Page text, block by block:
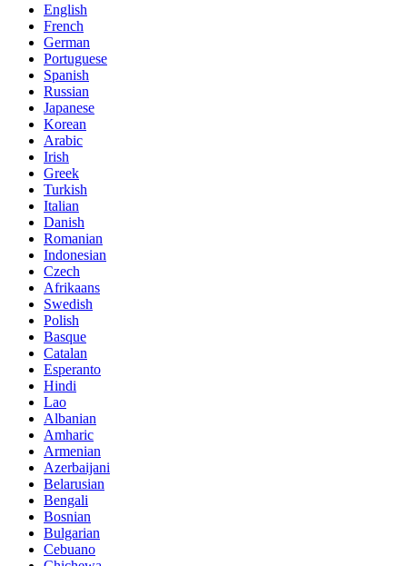
English
French
German
Portuguese
Spanish
Russian
Japanese
Korean
Arabic
Irish
Greek
Turkish
Italian
Danish
Romanian
Indonesian
Czech
Afrikaans
Swedish
Polish
Basque
Catalan
Esperanto
Hindi
Lao
Albanian
Amharic
Armenian
Azerbaijani
Belarusian
Bengali
Bosnian
Bulgarian
Cebuano